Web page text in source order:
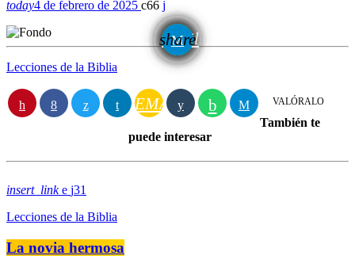
today4 de febrero de 2025 66
share
email
Lecciones de la Biblia
EMAIL VALÓRALO
También te
puede interesar
insert_link
31
Lecciones de la Biblia
La novia hermosa